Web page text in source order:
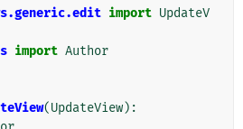
import UpdateV
import Author
(UpdateView):